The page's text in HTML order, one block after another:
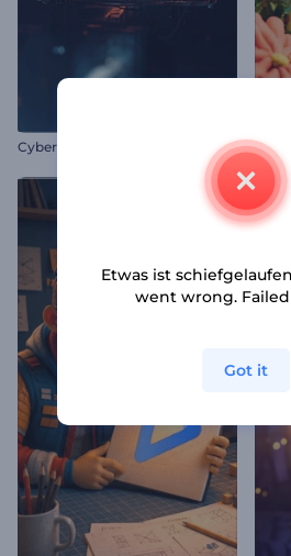
Cyberpunk-Schild-Intro
Etwas ist
went wrong.
Got it